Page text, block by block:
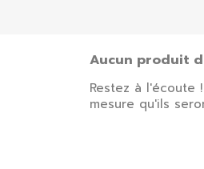
Aucun produit
Restez à l'écoute
mesure qu'ils